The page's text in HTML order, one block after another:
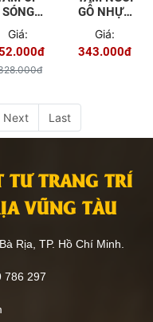
SÓNG
NGOÀI
TRỜI
Giá:
GỖ NHỰA
HW168W20
Giá:
343.000đ
Next Last
TƯ TRANG TRÍ
VŨNG TÀU
Rịa, TP. Hồ Chí Minh.
786 297